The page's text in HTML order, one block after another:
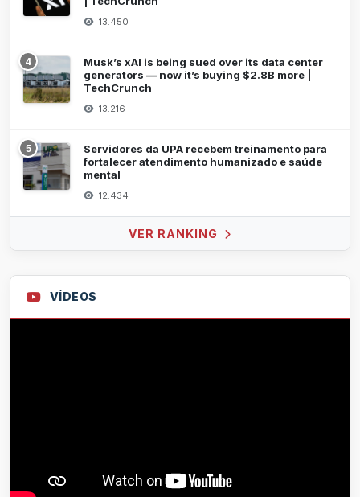
13.450
4
Musk’s xAI is being sued over its data center
generators — now it’s buying $2.8B more |
TechCrunch
13.216
5
Servidores da UPA recebem treinamento para
fortalecer atendimento humanizado e saúde
mental
12.434
VER RANKING
VÍDEOS